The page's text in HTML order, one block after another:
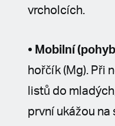
vrcholcích.
• Mobilní
hořčík (Mg). Při
listů do
první ukážou